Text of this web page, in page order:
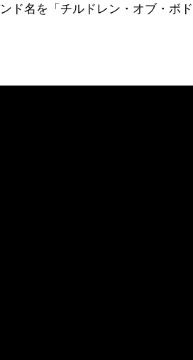
ド名を「チルドレン・オブ・ボド